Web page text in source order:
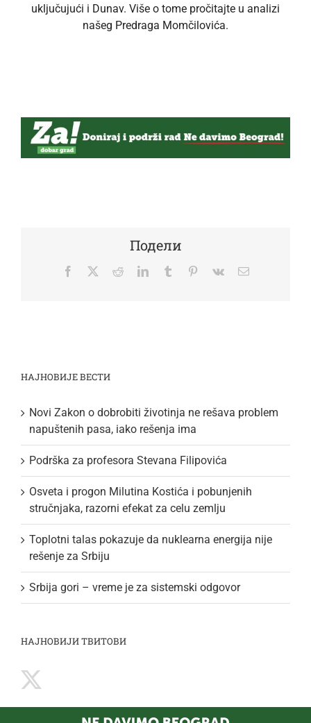
uključujući i Dunav. Više o tome pročitajte u analizi
našeg Predraga Momčilovića.
Подели
Facebook
TwitterRedditLinkedInTumblr Pinterest
Vk Email
НАЈНОВИЈЕ ВЕСТИ
Novi Zakon o dobrobiti životinja ne rešava problem
napuštenih pasa, iako rešenja ima
Podrška za profesora Stevana Filipovića
Osveta i progon Milutina Kostića i pobunjenih
stručnjaka, razorni efekat za celu zemlju
Toplotni talas pokazuje da nuklearna energija nije
rešenje za Srbiju
Srbija gori – vreme je za sistemski odgovor
НАЈНОВИЈИ ТВИТОВИ